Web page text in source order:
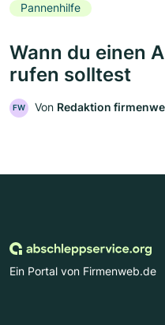
Pannenhilfe
Wann du einen
rufen solltest
FW Von Redaktion
Ein Portal von Firmenweb.de